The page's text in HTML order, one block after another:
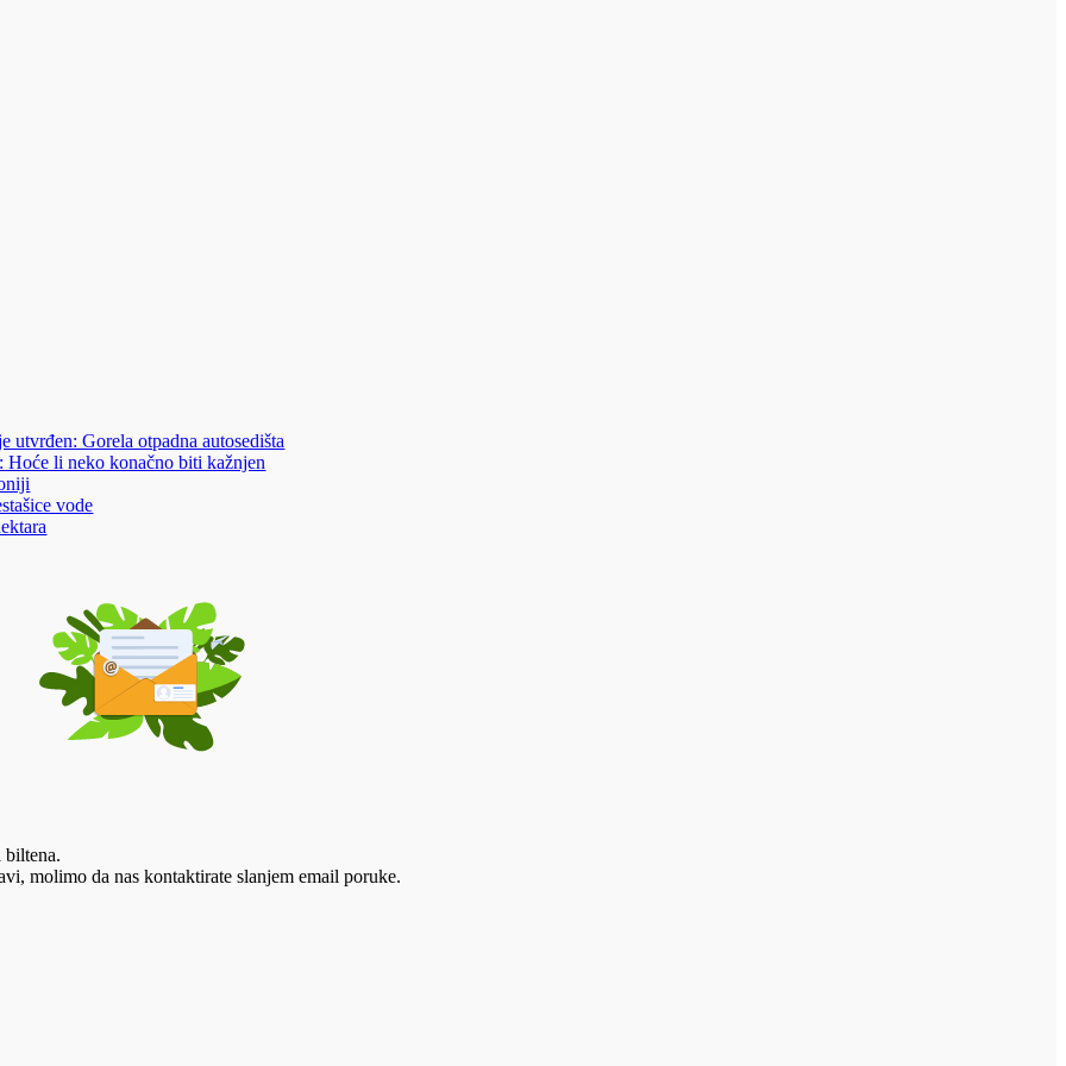
Gorela otpadna autosedišta
Hoće li neko konačno biti kažnjen
vode
biltena.
molimo da nas kontaktirate slanjem email poruke.